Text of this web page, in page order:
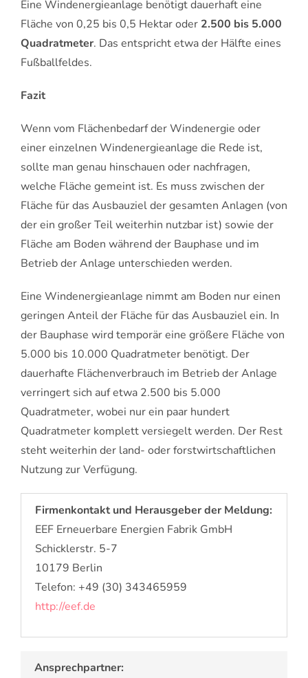
Eine Windenergieanlage benötigt dauerhaft eine
Fläche von 0,25 bis 0,5 Hektar oder 2.500 bis 5.000
Quadratmeter. Das entspricht etwa der Hälfte eines
Fußballfeldes.
Fazit
Wenn vom Flächenbedarf der Windenergie oder
einer einzelnen Windenergieanlage die Rede ist,
sollte man genau hinschauen oder nachfragen,
welche Fläche gemeint ist. Es muss zwischen der
Fläche für das Ausbauziel der gesamten Anlagen (von
der ein großer Teil weiterhin nutzbar ist) sowie der
Fläche am Boden während der Bauphase und im
Betrieb der Anlage unterschieden werden.
Eine Windenergieanlage nimmt am Boden nur einen
geringen Anteil der Fläche für das Ausbauziel ein. In
der Bauphase wird temporär eine größere Fläche von
5.000 bis 10.000 Quadratmeter benötigt. Der
dauerhafte Flächenverbrauch im Betrieb der Anlage
verringert sich auf etwa 2.500 bis 5.000
Quadratmeter, wobei nur ein paar hundert
Quadratmeter komplett versiegelt werden. Der Rest
steht weiterhin der land- oder forstwirtschaftlichen
Nutzung zur Verfügung.
Firmenkontakt und Herausgeber der Meldung:
EEF Erneuerbare Energien Fabrik GmbH
Schicklerstr. 5-7
10179 Berlin
Telefon: +49 (30) 343465959
http://eef.de
Ansprechpartner: